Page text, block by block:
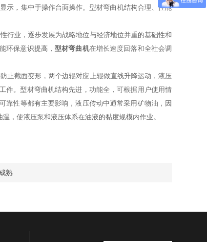
示，集中于操作台面操作。型材弯曲机结构合理、性能
行业，逐步发展为战略地位与经济地位并重的基础性和
环保意识提高，型材弯曲机在增长速度回落和全社会调
止截面变形，两个边辊对应上辊做直线升降运动，液压
件。型材弯曲机结构先进，功能全，可根据用户使用情
靠性等都有主要影响，液压传动中通常采用矿物油，因
，使液压泵和液压体系在油液的黏度规模内作业。
熟